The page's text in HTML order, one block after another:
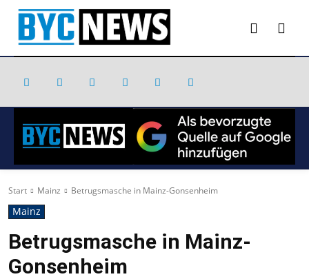
Start Mainz Betrugsmasche in Mainz-Gonsenheim
Mainz
Betrugsmasche in Mainz-
Gonsenheim